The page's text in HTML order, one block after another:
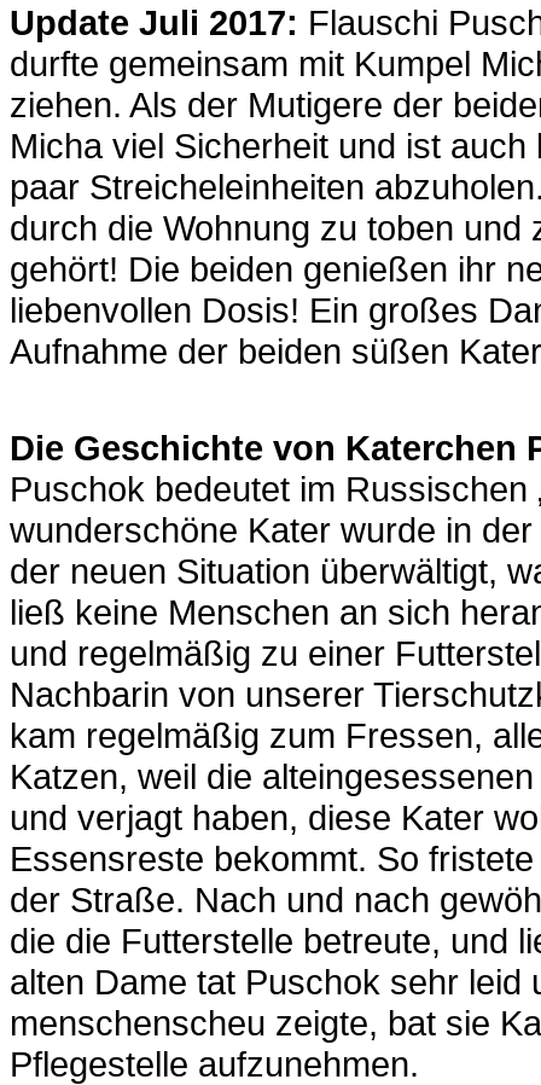
Update Juli 2017: Flauschi
durfte gemeinsam mit Kumpel
ziehen. Als der Mutigere der
Micha viel Sicherheit und ist
paar Streicheleinheiten
durch die Wohnung zu toben
gehört! Die beiden genießen ihr
liebenvollen Dosis! Ein großes
Aufnahme der beiden süßen
Die Geschichte von Katerchen
Puschok bedeutet im Russischen
wunderschöne Kater wurde in
der neuen Situation überwältigt,
ließ keine Menschen an sich
und regelmäßig zu einer
Nachbarin von unserer
kam regelmäßig zum Fressen,
Katzen, weil die
und verjagt haben, diese Kater
Essensreste bekommt. So
der Straße. Nach und nach
die die Futterstelle betreute, und
alten Dame tat Puschok sehr leid
menschenscheu zeigte, bat sie
Pflegestelle aufzunehmen.